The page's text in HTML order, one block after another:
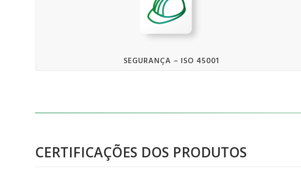
SEGURANÇA – ISO 45001
CERTIFICAÇÕES DOS PRODUTOS